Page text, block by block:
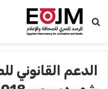
بحث عن
الدعم القانوني